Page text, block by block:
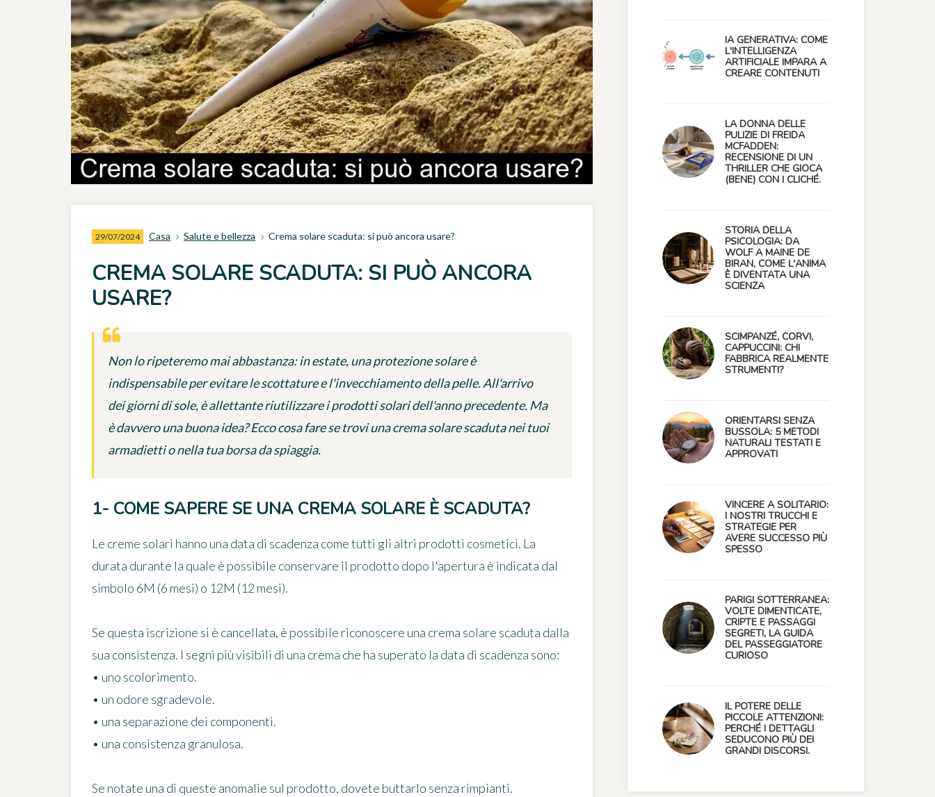
29/07/2024 Casa Salute e bellezza Crema solare scaduta: si può ancora usare?
CREMA SOLARE SCADUTA: SI PUÒ ANCORA
USARE?
Non lo ripeteremo mai abbastanza: in estate, una protezione solare è
indispensabile per evitare le scottature e l'invecchiamento della pelle. All'arrivo
dei giorni di sole, è allettante riutilizzare i prodotti solari dell'anno precedente. Ma
è davvero una buona idea? Ecco cosa fare se trovi una crema solare scaduta nei tuoi
armadietti o nella tua borsa da spiaggia.
1- COME SAPERE SE UNA CREMA SOLARE È SCADUTA?
Le creme solari hanno una data di scadenza come tutti gli altri prodotti cosmetici. La
durata durante la quale è possibile conservare il prodotto dopo l'apertura è indicata dal
simbolo 6M (6 mesi) o 12M (12 mesi).
Se questa iscrizione si è cancellata, è possibile riconoscere una crema solare scaduta dalla
sua consistenza. I segni più visibili di una crema che ha superato la data di scadenza sono:
• uno scolorimento.
• un odore sgradevole.
• una separazione dei componenti.
• una consistenza granulosa.
Se notate una di queste anomalie sul prodotto, dovete buttarlo senza rimpianti.
IA GENERATIVA: COME
L'INTELLIGENZA
ARTIFICIALE IMPARA A
CREARE CONTENUTI
LA DONNA DELLE
PULIZIE DI FREIDA
MCFADDEN:
RECENSIONE DI UN
THRILLER CHE GIOCA
(BENE) CON I CLICHÉ.
STORIA DELLA
PSICOLOGIA: DA
WOLF A MAINE DE
BIRAN, COME L'ANIMA
È DIVENTATA UNA
SCIENZA
SCIMPANZÉ, CORVI,
CAPPUCCINI: CHI
FABBRICA REALMENTE
STRUMENTI?
ORIENTARSI SENZA
BUSSOLA: 5 METODI
NATURALI TESTATI E
APPROVATI
VINCERE A SOLITARIO:
I NOSTRI TRUCCHI E
STRATEGIE PER
AVERE SUCCESSO PIÙ
SPESSO
PARIGI SOTTERRANEA:
VOLTE DIMENTICATE,
CRIPTE E PASSAGGI
SEGRETI, LA GUIDA
DEL PASSEGGIATORE
CURIOSO
IL POTERE DELLE
PICCOLE ATTENZIONI:
PERCHÉ I DETTAGLI
SEDUCONO PIÙ DEI
GRANDI DISCORSI.